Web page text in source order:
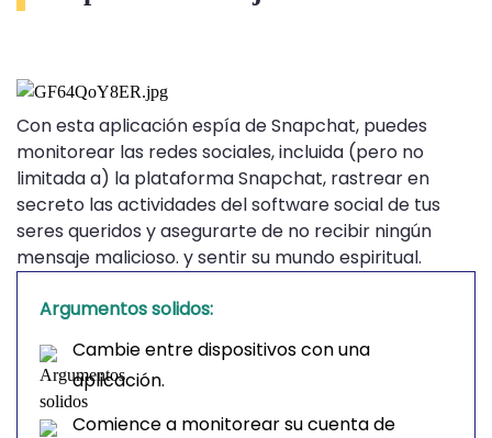
Con esta aplicación espía de Snapchat, puedes
monitorear las redes sociales, incluida (pero no
limitada a) la plataforma Snapchat, rastrear en
secreto las actividades del software social de tus
seres queridos y asegurarte de no recibir ningún
mensaje malicioso. y sentir su mundo espiritual.
Argumentos solidos:
Cambie entre dispositivos con una
aplicación.
Comience a monitorear su cuenta de